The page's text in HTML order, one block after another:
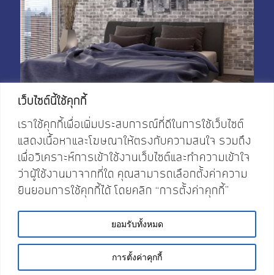
เว็บไซต์นี้ใช้คุกกี้
เราใช้คุกกี้เพื่อเพิ่มประสบการณ์ที่ดีในการใช้เว็บไซต์
แสดงเนื้อหาและโฆษณาให้ตรงกับความสนใจ รวมถึง
เพื่อวิเคราะห์การเข้าใช้งานเว็บไซต์และทำความเข้าใจ
ว่าผู้ใช้งานมาจากที่ใด คุณสามารถเลือกตั้งค่าความ
ยินยอมการใช้คุกกี้ได้ โดยคลิก “การตั้งค่าคุกกี้”
การตั้งค่าคุกกี้
ยอมรับทั้งหมด
©2020 JASPAL & SONS All Rights
Reserved.Designed by
My Account Shop With Stevens Cart Payment